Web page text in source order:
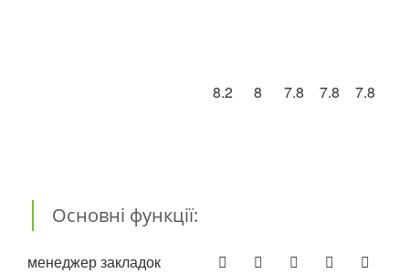
8.2 8 7.8 7.8 7.8
Основні функції:
менеджер закладок